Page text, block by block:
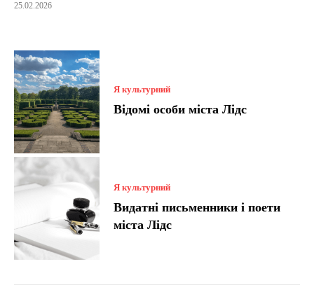
25.02.2026
Я культурний
Відомі особи міста Лідс
Я культурний
Видатні письменники і поети
міста Лідс